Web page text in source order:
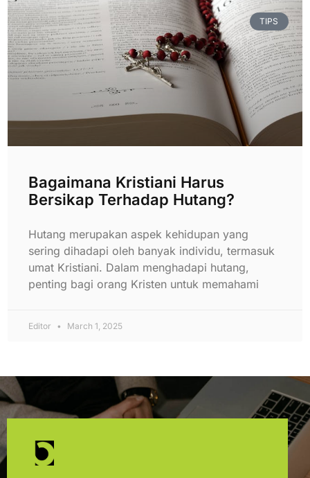
TIPS
Bagaimana Kristiani Harus
Bersikap Terhadap Hutang?
Hutang merupakan aspek kehidupan yang
sering dihadapi oleh banyak individu, termasuk
umat Kristiani. Dalam menghadapi hutang,
penting bagi orang Kristen untuk memahami
Editor March 1, 2025